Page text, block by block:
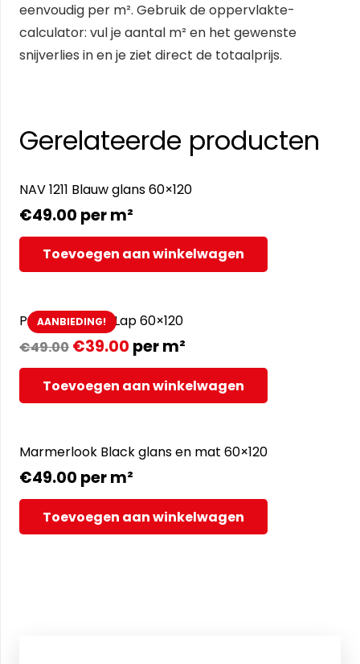
eenvoudig per m². Gebruik de oppervlakte-
calculator: vul je aantal m² en het gewenste
snijverlies in en je ziet direct de totaalprijs.
Gerelateerde producten
NAV 1211 Blauw glans 60×120
€49.00 per m²
Toevoegen aan winkelwagen
AANBIEDING!
Pulpis Nero full Lap 60×120
€49.00 €39.00 per m²
Toevoegen aan winkelwagen
Marmerlook Black glans en mat 60×120
€49.00 per m²
Toevoegen aan winkelwagen